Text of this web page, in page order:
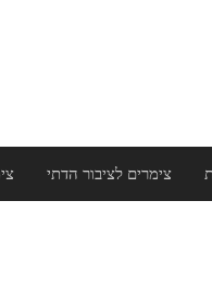
צימרים לציבור הדתי